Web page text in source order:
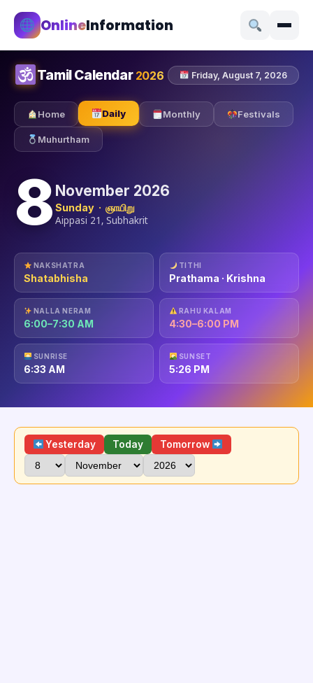
OnlineInformation
Tamil Calendar 2026 Friday, August 7, 2026
Home Daily Monthly Festivals
Muhurtham
8 November 2026
Sunday · ஞாயிறு
Aippasi 21, Subhakrit
NAKSHATRA
Shatabhisha
TITHI
Prathama · Krishna
NALLA NERAM
6:00–7:30 AM
RAHU KALAM
4:30–6:00 PM
SUNRISE
6:33 AM
SUNSET
5:26 PM
Yesterday Today Tomorrow